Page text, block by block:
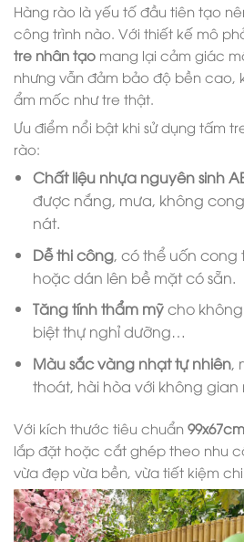
Hàng rào là yếu tố đầu tiên tạo
công trình nào. Với thiết kế mô
tre nhân tạo mang lại cảm giác
nhưng vẫn đảm bảo độ bền cao,
ẩm mốc như tre thật.
Ưu điểm nổi bật khi sử dụng tấm
rào:
Chất liệu nhựa nguyên sinh
được nắng, mưa, không
nát.
Dễ thi công, có thể uốn cong
hoặc dán lên bề mặt có sẵn.
Tăng tính thẩm mỹcho không
biệt thự nghỉ dưỡng…
Màu sắc vàng nhạt tự nhiên,
thoát, hài hòa với không gian
Với kích thước tiêu chuẩn 99x67cm
lắp đặt hoặc cắt ghép theo nhu
vừa đẹp vừa bền, vừa tiết kiệm